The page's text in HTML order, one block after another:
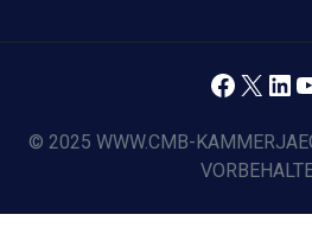
© 2025 WWW.CMB-
X